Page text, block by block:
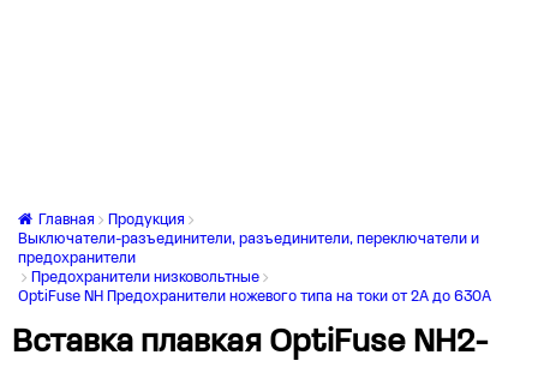
Главная
Продукция
Выключатели-разъединители, разъединители, переключатели и
предохранители
Предохранители низковольтные
OptiFuse NH Предохранители ножевого типа на токи от 2А до 630А
Вставка плавкая OptiFuse NH2-